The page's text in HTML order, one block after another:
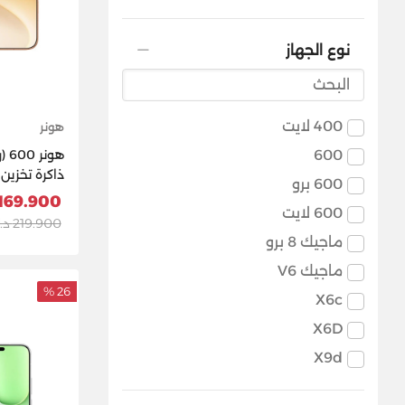
هونر
برتقالي
169.900
219.900 د.ك
26 %
نوع الجهاز
400 لايت
600
600 برو
600 لايت
ماجيك 8 برو
ماجيك V6
X6c
X6D
X9d